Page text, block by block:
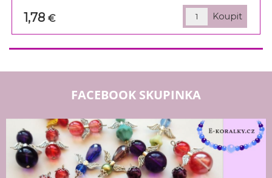
1,78€
FACEBOOK SKUPINKA